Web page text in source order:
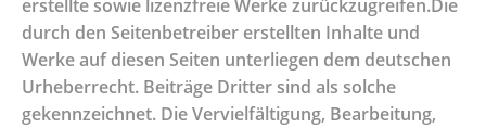
erstellte sowie lizenzfreie Werke zurückzugreifen.Die
durch den Seitenbetreiber erstellten Inhalte und
Werke auf diesen Seiten unterliegen dem deutschen
Urheberrecht. Beiträge Dritter sind als solche
gekennzeichnet. Die Vervielfältigung, Bearbeitung,